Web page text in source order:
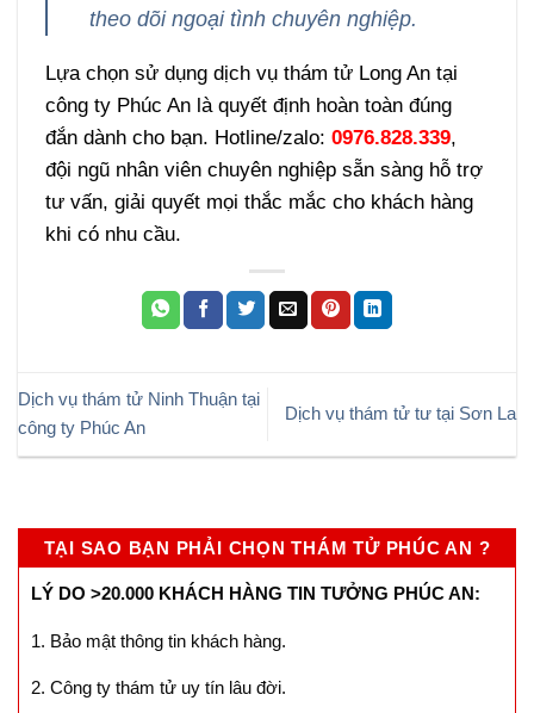
theo dõi ngoại tình chuyên nghiệp.
Lựa chọn sử dụng dịch vụ thám tử Long An tại
công ty Phúc An là quyết định hoàn toàn đúng
đắn dành cho bạn. Hotline/zalo:0976.828.339,
đội ngũ nhân viên chuyên nghiệp sẵn sàng hỗ trợ
tư vấn, giải quyết mọi thắc mắc cho khách hàng
khi có nhu cầu.
Dịch vụ thám tử Ninh Thuận tại
công ty Phúc An
Dịch vụ thám tử tư tại Sơn La
TẠI SAO BẠN PHẢI CHỌN THÁM TỬ PHÚC AN ?
LÝ DO >20.000 KHÁCH HÀNG TIN TƯỞNG PHÚC AN:
1. Bảo mật thông tin khách hàng.
2. Công ty thám tử uy tín lâu đời.